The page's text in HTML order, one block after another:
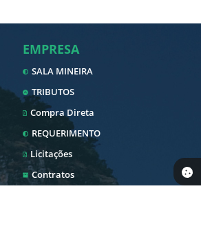
EMPRESA
SALA MINEIRA
TRIBUTOS
Compra Direta
REQUERIMENTO
Licitações
Contratos